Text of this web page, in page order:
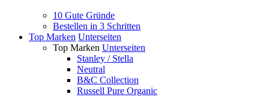
10 Gute Gründe
Bestellen in 3 Schritten
Top Marken Unterseiten
Top Marken Unterseiten
Stanley / Stella
Neutral
B&C Collection
Russell Pure Organic